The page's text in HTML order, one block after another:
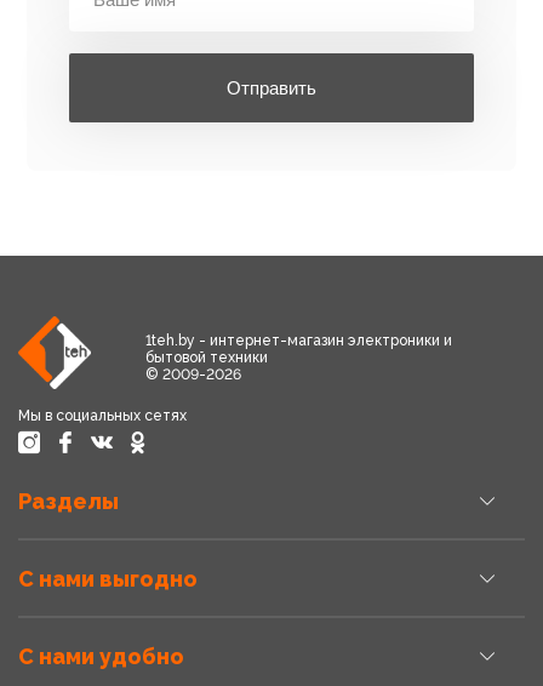
Отправить
1teh.by - интернет-магазин электроники и
бытовой техники
© 2009-2026
Мы в социальных сетях
Разделы
С нами выгодно
С нами удобно